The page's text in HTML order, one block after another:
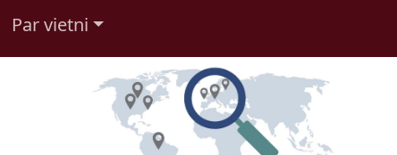
Par vietni